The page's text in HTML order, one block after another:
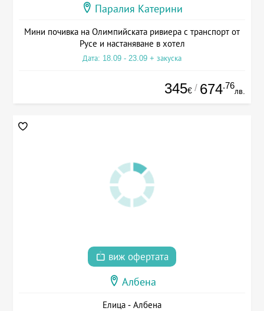
Паралия Катерини
Мини почивка на Олимпийската ривиера с транспорт от
Русе и настаняване в хотел
Дата: 18.09 - 23.09 + закуска
345€ / 674.76
лв.
виж офертата
Албена
Елица - Албена